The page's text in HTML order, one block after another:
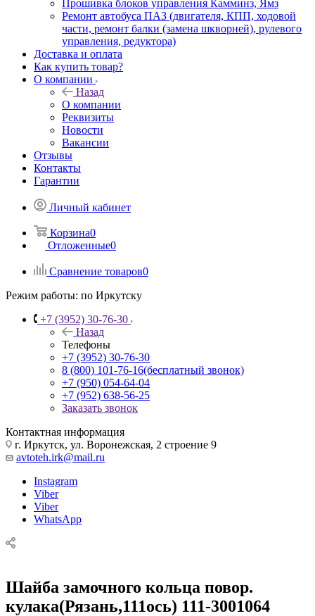
Прошивка блоков управления Камминз, Ямз
Ремонт автобуса ПАЗ (двигателя, КПП, ходовой
части, ремонт балки (замена шкворней), рулевого
управления, редуктора)
Доставка и оплата
Как купить товар?
О компании
Назад
О компании
Реквизиты
Новости
Вакансии
Отзывы
Контакты
Гарантии
Личный кабинет
Корзина0
Отложенные0
Сравнение товаров0
Режим работы: по Иркутску
+7 (3952) 30-76-30
Назад
Телефоны
+7 (3952) 30-76-30
8 (800) 101-76-16(бесплатный звонок)
+7 (950) 054-64-04
+7 (952) 638-56-25
Заказать звонок
Контактная информация
г. Иркутск, ул. Воронежская, 2 строение 9
avtoteh.irk@mail.ru
Instagram
Viber
Viber
WhatsApp
Шайба замочного кольца повор.
кулака(Рязань,111ось) 111-3001064